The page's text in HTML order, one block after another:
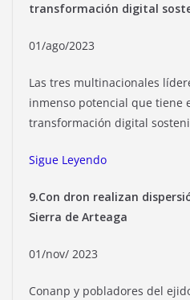
transformación digital
01/ago/2023
Las tres multinacionales
inmenso potencial que tiene
transformación digital
Sigue Leyendo
9.Con dron realizan
Sierra de Arteaga
01/nov/ 2023
Conanp y pobladores del